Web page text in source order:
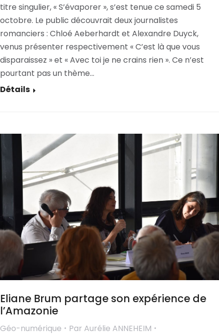
titre singulier, « S’évaporer », s’est tenue ce samedi 5
octobre. Le public découvrait deux journalistes
romanciers : Chloé Aeberhardt et Alexandre Duyck,
venus présenter respectivement « C’est là que vous
disparaissez » et « Avec toi je ne crains rien ». Ce n’est
pourtant pas un thème…
Détails
Eliane Brum partage son expérience de
l’Amazonie
Géo-numérique Par Aurélie ANNEHEIM